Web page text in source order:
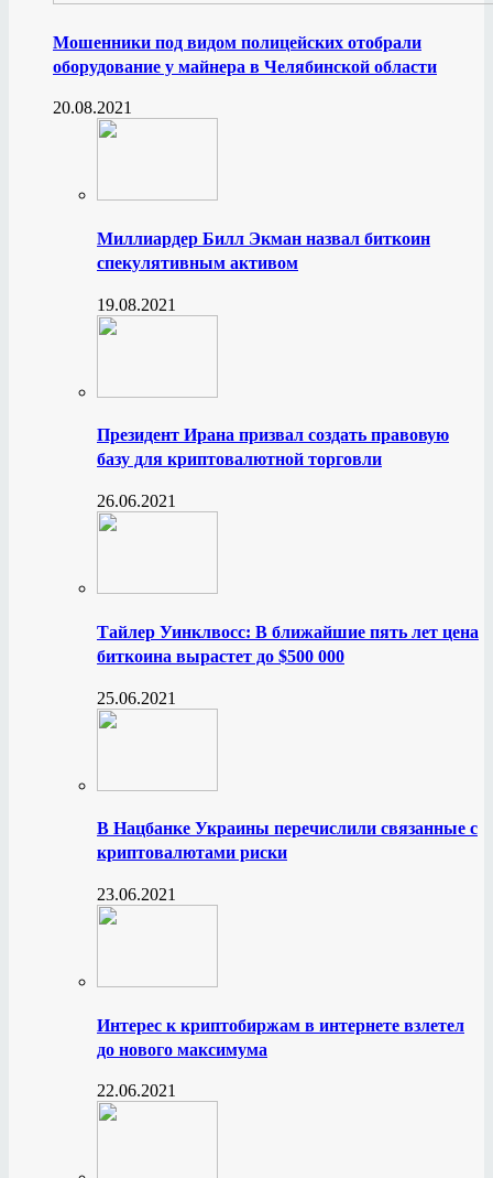
Мошенники под видом полицейских отобрали
оборудование у майнера в Челябинской области
20.08.2021
Миллиардер Билл Экман назвал биткоин
спекулятивным активом
19.08.2021
Президент Ирана призвал создать правовую
базу для криптовалютной торговли
26.06.2021
Тайлер Уинклвосс: В ближайшие пять лет цена
биткоина вырастет до $500 000
25.06.2021
В Нацбанке Украины перечислили связанные с
криптовалютами риски
23.06.2021
Интерес к криптобиржам в интернете взлетел
до нового максимума
22.06.2021